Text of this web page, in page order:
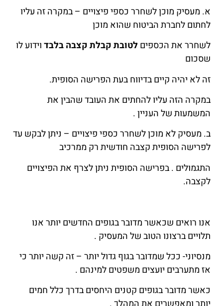
א. מעסיק מוכן לשחרר כספי פיצויים – במקרה זה עליו
לחתום לחברת הביטוח שהוא מוכן
לשחרר את הכספיםלטובת קבלת קצבה בלבדוידוע לו
שסכום
זה לא יהיה קיים בדיווח בעת הפרישה הסופית.
במקרה הזה עליו להחתים את העובד שהבין את
המשמעות של העניין .
ב. מעסיק לא מוכן לשחרר כספי פיצויים – ניתן לבקש עד
לפרישה הסופית קצבה חודשית רק ממרכיב
התגמולים . בפרישה הסופית ניתן לצרף את הפיצויים
לקצבה.
אנו רואים שכאשר מדובר בגופים החדשים יותר אנו
תלויים ברצונו הטוב של המעסיק .
מנסיוני- ככל שמדובר בגוף גדול יותר – זה קשה יותר כי
אז מתערבים יועצים משפטים למינהם .
כאשר מדובר בגופים קטנים היחסים בדרך כלל חמים